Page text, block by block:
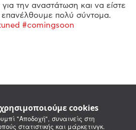
cookies
"Αποδοχή", συναινείς στη
στατιστικής και μάρκετινγκ.
την αναστάτωση και να είστε
επανέλθουμε πολύ σύντομα.
#comingsoon